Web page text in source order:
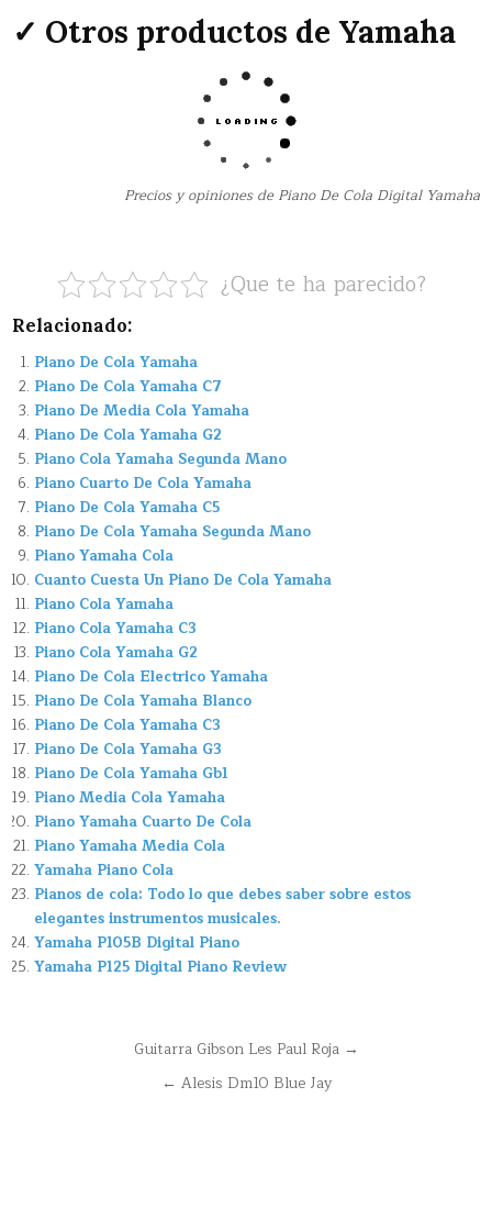
✓ Otros productos de Yamaha
Precios y opiniones de Piano De Cola Digital Yamaha
¿Que te ha parecido?
Relacionado:
Piano De Cola Yamaha
Piano De Cola Yamaha C7
Piano De Media Cola Yamaha
Piano De Cola Yamaha G2
Piano Cola Yamaha Segunda Mano
Piano Cuarto De Cola Yamaha
Piano De Cola Yamaha C5
Piano De Cola Yamaha Segunda Mano
Piano Yamaha Cola
Cuanto Cuesta Un Piano De Cola Yamaha
Piano Cola Yamaha
Piano Cola Yamaha C3
Piano Cola Yamaha G2
Piano De Cola Electrico Yamaha
Piano De Cola Yamaha Blanco
Piano De Cola Yamaha C3
Piano De Cola Yamaha G3
Piano De Cola Yamaha Gb1
Piano Media Cola Yamaha
Piano Yamaha Cuarto De Cola
Piano Yamaha Media Cola
Yamaha Piano Cola
Pianos de cola: Todo lo que debes saber sobre estos
elegantes instrumentos musicales.
Yamaha P105B Digital Piano
Yamaha P125 Digital Piano Review
NavegaciónGuitarra Gibson Les Paul Roja →
← Alesis Dm10 Blue Jay